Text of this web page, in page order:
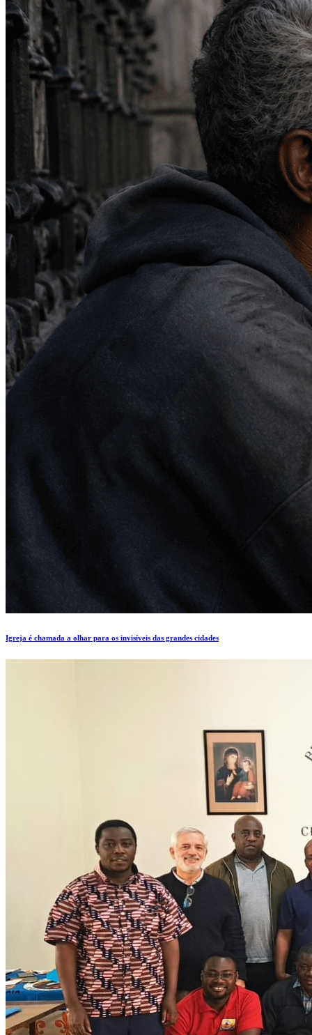
Igreja é chamada a olhar para os invisíveis das grandes cidades